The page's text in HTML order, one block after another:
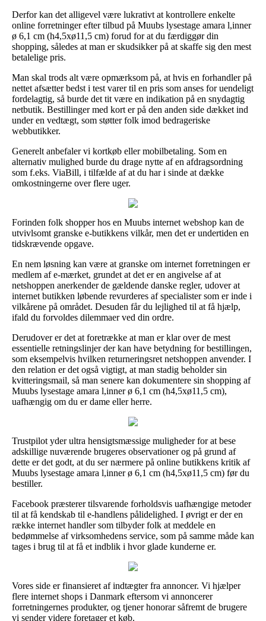
Derfor kan det alligevel være lukrativt at kontrollere enkelte
online forretninger efter tilbud på Muubs lysestage amara l,inner
ø 6,1 cm (h4,5xø11,5 cm) forud for at du færdiggør din
shopping, således at man er skudsikker på at skaffe sig den mest
betalelige pris.
Man skal trods alt være opmærksom på, at hvis en forhandler på
nettet afsætter bedst i test varer til en pris som anses for uendeligt
fordelagtig, så burde det tit være en indikation på en snydagtig
netbutik. Bestillinger med kort er på den anden side dækket ind
under en vedtægt, som støtter folk imod bedrageriske
webbutikker.
Generelt anbefaler vi kortkøb eller mobilbetaling. Som en
alternativ mulighed burde du drage nytte af en afdragsordning
som f.eks. ViaBill, i tilfælde af at du har i sinde at dække
omkostningerne over flere uger.
Forinden folk shopper hos en Muubs internet webshop kan de
utvivlsomt granske e-butikkens vilkår, men det er undertiden en
tidskrævende opgave.
En nem løsning kan være at granske om internet forretningen er
medlem af e-mærket, grundet at det er en angivelse af at
netshoppen anerkender de gældende danske regler, udover at
internet butikken løbende revurderes af specialister som er inde i
vilkårene på området. Desuden får du lejlighed til at få hjælp,
ifald du forvoldes dilemmaer ved din ordre.
Derudover er det at foretrække at man er klar over de mest
essentielle retningslinjer der kan have betydning for bestillingen,
som eksempelvis hvilken returneringsret netshoppen anvender. I
den relation er det også vigtigt, at man stadig beholder sin
kvitteringsmail, så man senere kan dokumentere sin shopping af
Muubs lysestage amara l,inner ø 6,1 cm (h4,5xø11,5 cm),
uafhængig om du er dame eller herre.
Trustpilot yder ultra hensigtsmæssige muligheder for at bese
adskillige nuværende brugeres observationer og på grund af
dette er det godt, at du ser nærmere på online butikkens kritik af
Muubs lysestage amara l,inner ø 6,1 cm (h4,5xø11,5 cm) før du
bestiller.
Facebook præsterer tilsvarende forholdsvis uafhængige metoder
til at få kendskab til e-handlens pålidelighed. I øvrigt er der en
række internet handler som tilbyder folk at meddele en
bedømmelse af virksomhedens service, som på samme måde kan
tages i brug til at få et indblik i hvor glade kunderne er.
Vores side er finansieret af indtægter fra annoncer. Vi hjælper
flere internet shops i Danmark eftersom vi annoncerer
forretningernes produkter, og tjener honorar såfremt de brugere
vi sender videre foretager et køb.